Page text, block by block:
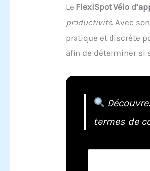
Le FlexiSpot Vélo
productivité. Avec
pratique et discrète
afin de déterminer si
termes de